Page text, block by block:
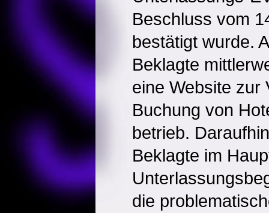
Beschluss vom
bestätigt wurde.
Beklagte
eine Website zur
Buchung von
betrieb.
Beklagte im
die